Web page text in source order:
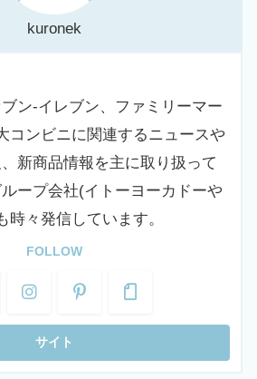
kuronek
ン-イレブン、ファミリーマー
コンビニに関連するニュースや
新商品情報を主に取り扱って
ープ会社(イトーヨーカドーや
時々発信しています。
FOLLOW